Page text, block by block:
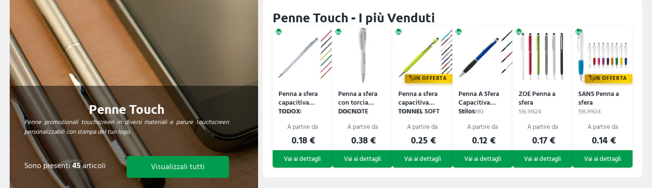
Penne Touch
Penne promozionali touchscreen in diversi materiali e parure touchscreen
personalizzabili con stampa del tuo logo.
Sono presenti45articoli Visualizzali tutti
Penne Touch - I più Venduti
Penna a sfera
capacitiva
TODOX
59N41524
0.18 €
Penna a sfera
con torcia
DOCNOTE
59N91520
0.38 €
IN OFFERTA
Penna a sfera
capacitiva
TONNEL SOFT
59N00148
0.25 €
Penna A Sfera
Capacitiva
Stilos
59N05890
0.12 €
ZOE Penna a
sfera
59L91624
0.17 €
IN OFFERTA
SANS Penna a
sfera
59L91634
0.14 €